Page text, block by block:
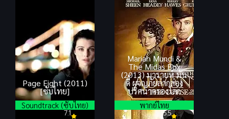
Page Eight (2011)
[ซับไทย]
7.1
Soundtrack (ซับไทย)
Mariah Mundi &
The Midas Box
(2013) มารายห์ มัน
ดี้ ผจญภัยล่ากล่อง
ปริศนาครองโลก
5.5
พากย์ไทย